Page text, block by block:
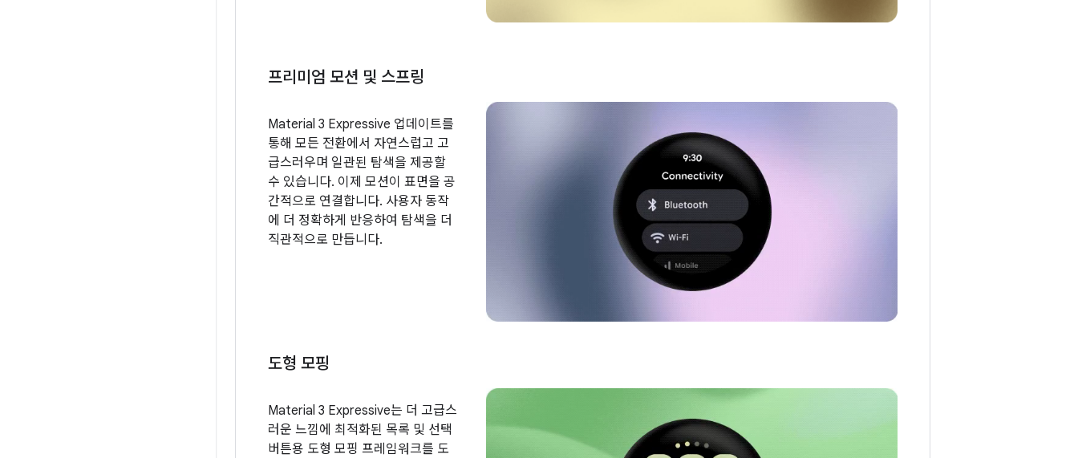
프리미엄 모션 및 스프링
Material 3 Expressive 업데이트를
통해 모든 전환에서 자연스럽고 고
급스러우며 일관된 탐색을 제공할
수 있습니다. 이제 모션이 표면을 공
간적으로 연결합니다. 사용자 동작
에 더 정확하게 반응하여 탐색을 더
직관적으로 만듭니다.
도형 모핑
Material 3 Expressive는 더 고급스
러운 느낌에 최적화된 목록 및 선택
버튼용 도형 모핑 프레임워크를 도